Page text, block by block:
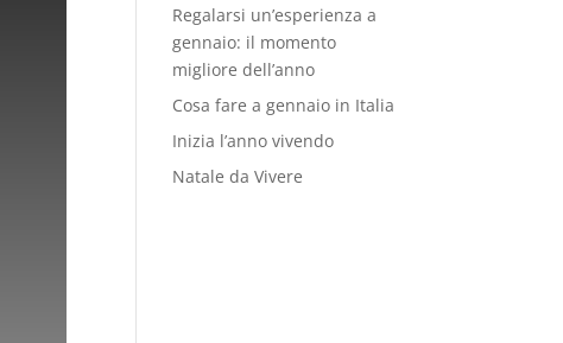
Regalarsi un’esperienza a
gennaio: il momento
migliore dell’anno
Cosa fare a gennaio in Italia
Inizia l’anno vivendo
Natale da Vivere